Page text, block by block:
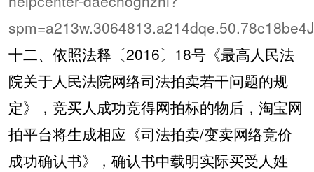
十二、依照法释〔2016〕 18号《最高人民法
院关于人民法院网络司法拍卖若干问题的规
定》，竞买人成功竞得网拍标的物后，淘宝网
拍平台将生成相应《司法拍卖/变卖网络竞价
成功确认书》，确认书中载明实际买受人姓